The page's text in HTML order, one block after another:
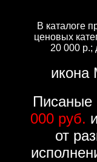
В каталоге
ценовых
20 000 р.;
икона
Писаные
000 руб.
от